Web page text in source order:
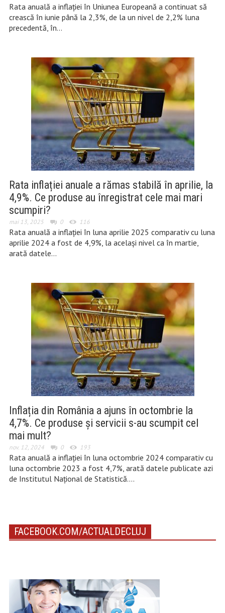
Rata anuală a inflaţiei în Uniunea Europeană a continuat să
crească în iunie până la 2,3%, de la un nivel de 2,2% luna
precedentă, în…
Rata inflației anuale a rămas stabilă în aprilie, la
4,9%. Ce produse au înregistrat cele mai mari
scumpiri?
mai 13, 2025 0 116
Rata anuală a inflaţiei în luna aprilie 2025 comparativ cu luna
aprilie 2024 a fost de 4,9%, la același nivel ca în martie,
arată datele…
Inflația din România a ajuns în octombrie la
4,7%. Ce produse și servicii s-au scumpit cel
mai mult?
nov. 12, 2024 0 193
Rata anuală a inflaţiei în luna octombrie 2024 comparativ cu
luna octombrie 2023 a fost 4,7%, arată datele publicate azi
de Institutul Național de Statistică….
FACEBOOK.COM/ACTUALDECLUJ